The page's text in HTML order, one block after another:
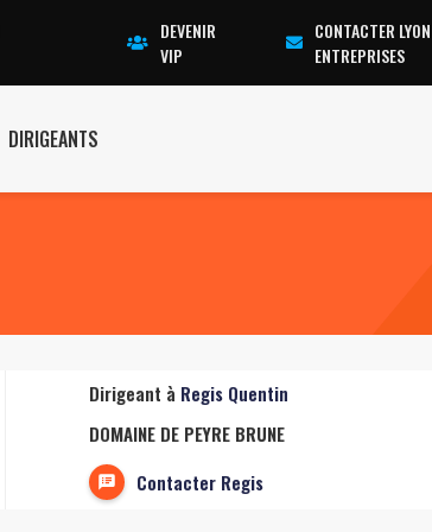
DEVENIR
VIP
CONTACTER LYON
ENTREPRISES
DIRIGEANTS
Dirigeant à Regis Quentin
DOMAINE DE PEYRE BRUNE
Contacter Regis